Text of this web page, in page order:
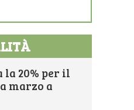
20% per il
marzo a